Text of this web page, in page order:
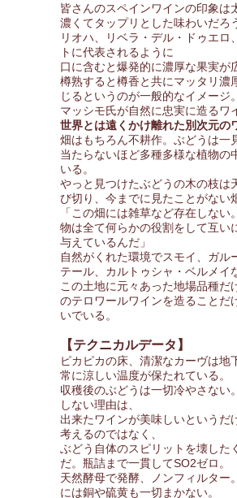
皆さんのスペインワインの印象は
濃くてタップリとした味わいだろ
リオハ、リベラ・デル・ドゥエロ
トに代表されるように
口に含むと爆発的に濃厚な果実が
樽熟すると樽香と共にマッタリ濃
じるというのが一般的なイメージ。
マッシモ氏が自然に忠実に造るワ
世界とは遠くかけ離れた別次元の
畑はもちろん不耕作。ぶどうは一
当たらないほど多種多様な植物の
いる。
やっと見つけたぶどうの木の枝は
び切り、今までに見たことがない
「この畑には雑草など存在しない
物は全て何らかの役割をして互い
与えているんだ」
自然がくれた環境でスモイ、ガル
テール、カルトゥシャ・ベルメイ
この土地に元々あった地場品種だ
のテロワールワインを造ることだ
いでいる。
【テクニカルデータ】
ピカピカの床、清潔なカーヴは地
常に涼しい温度が保たれている。
収穫後のぶどうは一切冷やさない
しない理由は、
出来たワインが美味しいというだ
考えるのではなく、
ぶどう自体のスピリットを壊した
だ。瓶詰まで一貫してSO2ゼロ。
天然酵母で発酵、ノンフィルター
には銅や硫黄も一切まかない。